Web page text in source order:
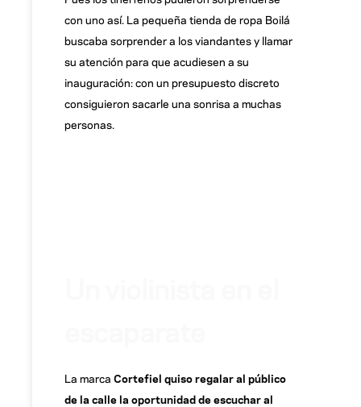
con uno así. La pequeña tienda de ropa Boilá
buscaba sorprender a los viandantes y llamar
su atención para que acudiesen a su
inauguración: con un presupuesto discreto
consiguieron sacarle una sonrisa a muchas
personas.
La marca Cortefiel quiso regalar al público
de la calle la oportunidad de escuchar al